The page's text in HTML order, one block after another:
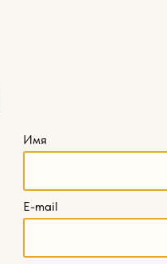
Имя
E-mail